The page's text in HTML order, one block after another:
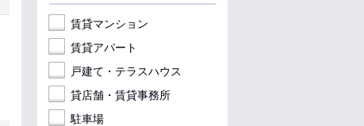
賃貸マンション
賃貸アパート
戸建て・テラスハウス
貸店舗・賃貸事務所
駐車場